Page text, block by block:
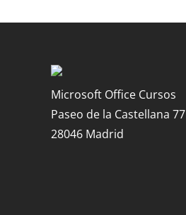
Microsoft Office Cursos
Paseo de la Castellana 77
28046 Madrid